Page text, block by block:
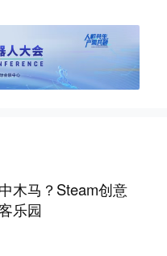
木马？Steam创意
乐园